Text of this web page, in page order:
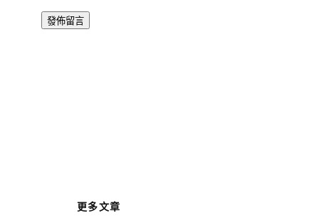
更多文章